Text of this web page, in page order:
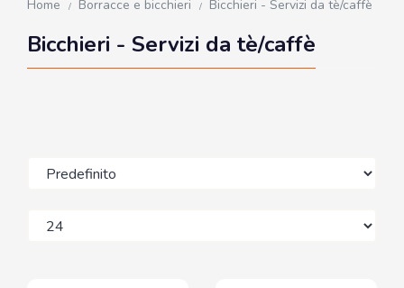
Home Borracce e bicchieri Bicchieri - Servizi da tè/caffè
Bicchieri - Servizi da tè/caffè